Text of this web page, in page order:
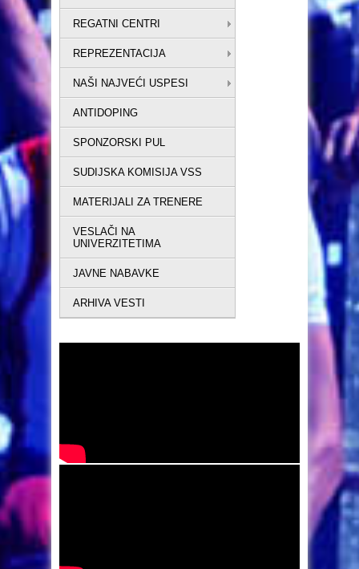
REGATNI CENTRI
REPREZENTACIJA
NAŠI NAJVEĆI USPESI
ANTIDOPING
SPONZORSKI PUL
SUDIJSKA KOMISIJA VSS
MATERIJALI ZA TRENERE
VESLAČI NA
UNIVERZITETIMA
JAVNE NABAVKE
ARHIVA VESTI